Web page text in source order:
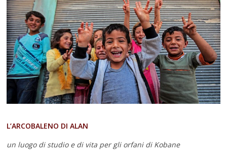
L’ARCOBALENO DI ALAN
un luogo di studio e di vita per gli orfani di Kobane